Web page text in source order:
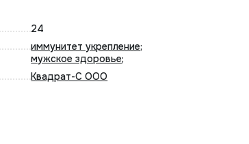
24
иммунитет укрепление;
мужское здоровье;
Квадрат-С ООО